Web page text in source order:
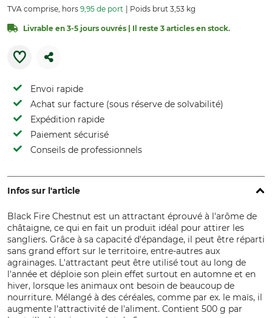
TVA comprise, hors 9,95 de port Poids brut 3,53 kg
Livrable en 3-5 jours ouvrés | Il reste 3 articles en stock.
Envoi rapide
Achat sur facture (sous réserve de solvabilité)
Expédition rapide
Paiement sécurisé
Conseils de professionnels
Infos sur l'article
Black Fire Chestnut est un attractant éprouvé à l'arôme de
châtaigne, ce qui en fait un produit idéal pour attirer les
sangliers. Grâce à sa capacité d'épandage, il peut être réparti
sans grand effort sur le territoire, entre-autres aux
agrainages. L'attractant peut être utilisé tout au long de
l'année et déploie son plein effet surtout en automne et en
hiver, lorsque les animaux ont besoin de beaucoup de
nourriture. Mélangé à des céréales, comme par ex. le maïs, il
augmente l'attractivité de l'aliment. Contient 500 g par